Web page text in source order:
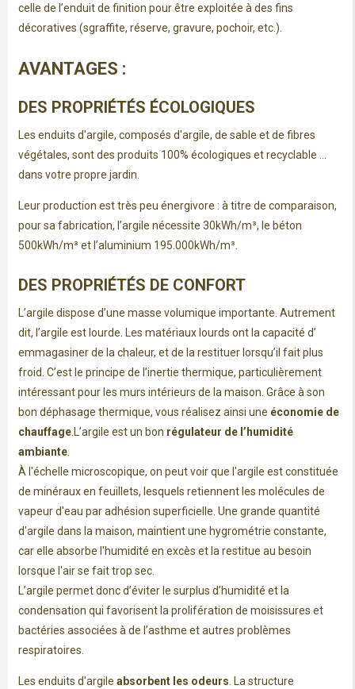
celle de l’enduit de finition pour être exploitée à des fins
décoratives (sgraffite, réserve, gravure, pochoir, etc.).
AVANTAGES :
DES PROPRIÉTÉS ÉCOLOGIQUES
Les enduits d'argile, composés d'argile, de sable et de fibres
végétales, sont des produits 100% écologiques et recyclable ...
dans votre propre jardin.
Leur production est très peu énergivore : à titre de comparaison,
pour sa fabrication, l’argile nécessite 30kWh/m³, le béton
500kWh/m³ et l’aluminium 195.000kWh/m³.
DES PROPRIÉTÉS DE CONFORT
L’argile dispose d’une masse volumique importante. Autrement
dit, l’argile est lourde. Les matériaux lourds ont la capacité d’
emmagasiner de la chaleur, et de la restituer lorsqu’il fait plus
froid. C’est le principe de l’inertie thermique, particulièrement
intéressant pour les murs intérieurs de la maison. Grâce à son
bon déphasage thermique, vous réalisez ainsi une économie de
chauffage.L’argile est un bon régulateur de l’humidité
ambiante.
À l'échelle microscopique, on peut voir que l'argile est constituée
de minéraux en feuillets, lesquels retiennent les molécules de
vapeur d'eau par adhésion superficielle. Une grande quantité
d'argile dans la maison, maintient une hygrométrie constante,
car elle absorbe l'humidité en excès et la restitue au besoin
lorsque l'air se fait trop sec.
L’argile permet donc d’éviter le surplus d’humidité et la
condensation qui favorisent la prolifération de moisissures et
bactéries associées à de l’asthme et autres problèmes
respiratoires.
Les enduits d'argileabsorbent les odeurs. La structure